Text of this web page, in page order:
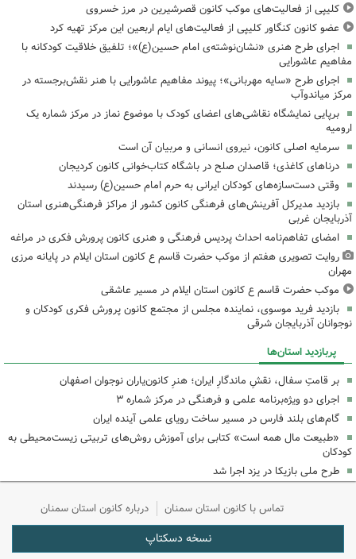
کلیپی از فعالیت‌های موکب کانون قصرشیرین در مرز خسروی
عضو کانون کنگاور کلیپی از فعالیت‌های ایام اربعین این مرکز تهیه کرد
اجرای طرح هنری «نشان‌نوشته‌ی امام حسین(ع)»؛ تلفیق خلاقیت کودکانه با
مفاهیم عاشورایی
اجرای طرح «سایه مهربانی»؛ پیوند مفاهیم عاشورایی با هنر نقش‌برجسته در
مرکز میاندوآب
برپایی نمایشگاه نقاشی‌های اعضای کودک با موضوع نماز در مرکز شماره یک
ارومیه
سرمایه اصلی کانون، نیروی انسانی و مربیان آن است
درناهای کاغذی؛ قاصدان صلح در باشگاه کتاب‌خوانی کانون کردیجان
وقتی دست‌سازه‌های کودکان ایرانی به حرم امام حسین(ع) رسیدند
بازدید مدیرکل آفرینش‌های فرهنگی کانون کشور از مراکز فرهنگی‌هنری استان
آذربایجان غربی
امضای تفاهم‌نامه احداث پردیس فرهنگی و هنری کانون پرورش فکری در مراغه
روایت تصویری هفتم از موکب حضرت قاسم ع کانون استان ایلام در پایانه مرزی
مهران
موکب حضرت قاسم ع کانون استان ایلام در مسیر عاشقی
بازدید فرید موسوی، نماینده مجلس از مجتمع کانون پرورش فکری کودکان و
نوجوانان آذربایجان شرقی
پربازدید استان‌ها
بر قامتِ سفال، نقشِ ماندگارِ ایران؛ هنرِ کانون‌یاران نوجوان اصفهان
اجرای دو ویژه‌برنامه علمی و فرهنگی در مرکز شماره ۳
گام‌های بلند فارس در مسیر ساخت رویای علمی آینده ایران
«طبیعت مال همه است» کتابی برای آموزش روش‌های تربیتی زیست‌محیطی به
کودکان
طرح ملی بازیکا در یزد اجرا شد
تماس با کانون استان سمنان درباره کانون استان سمنان
نسخه دسکتاپ